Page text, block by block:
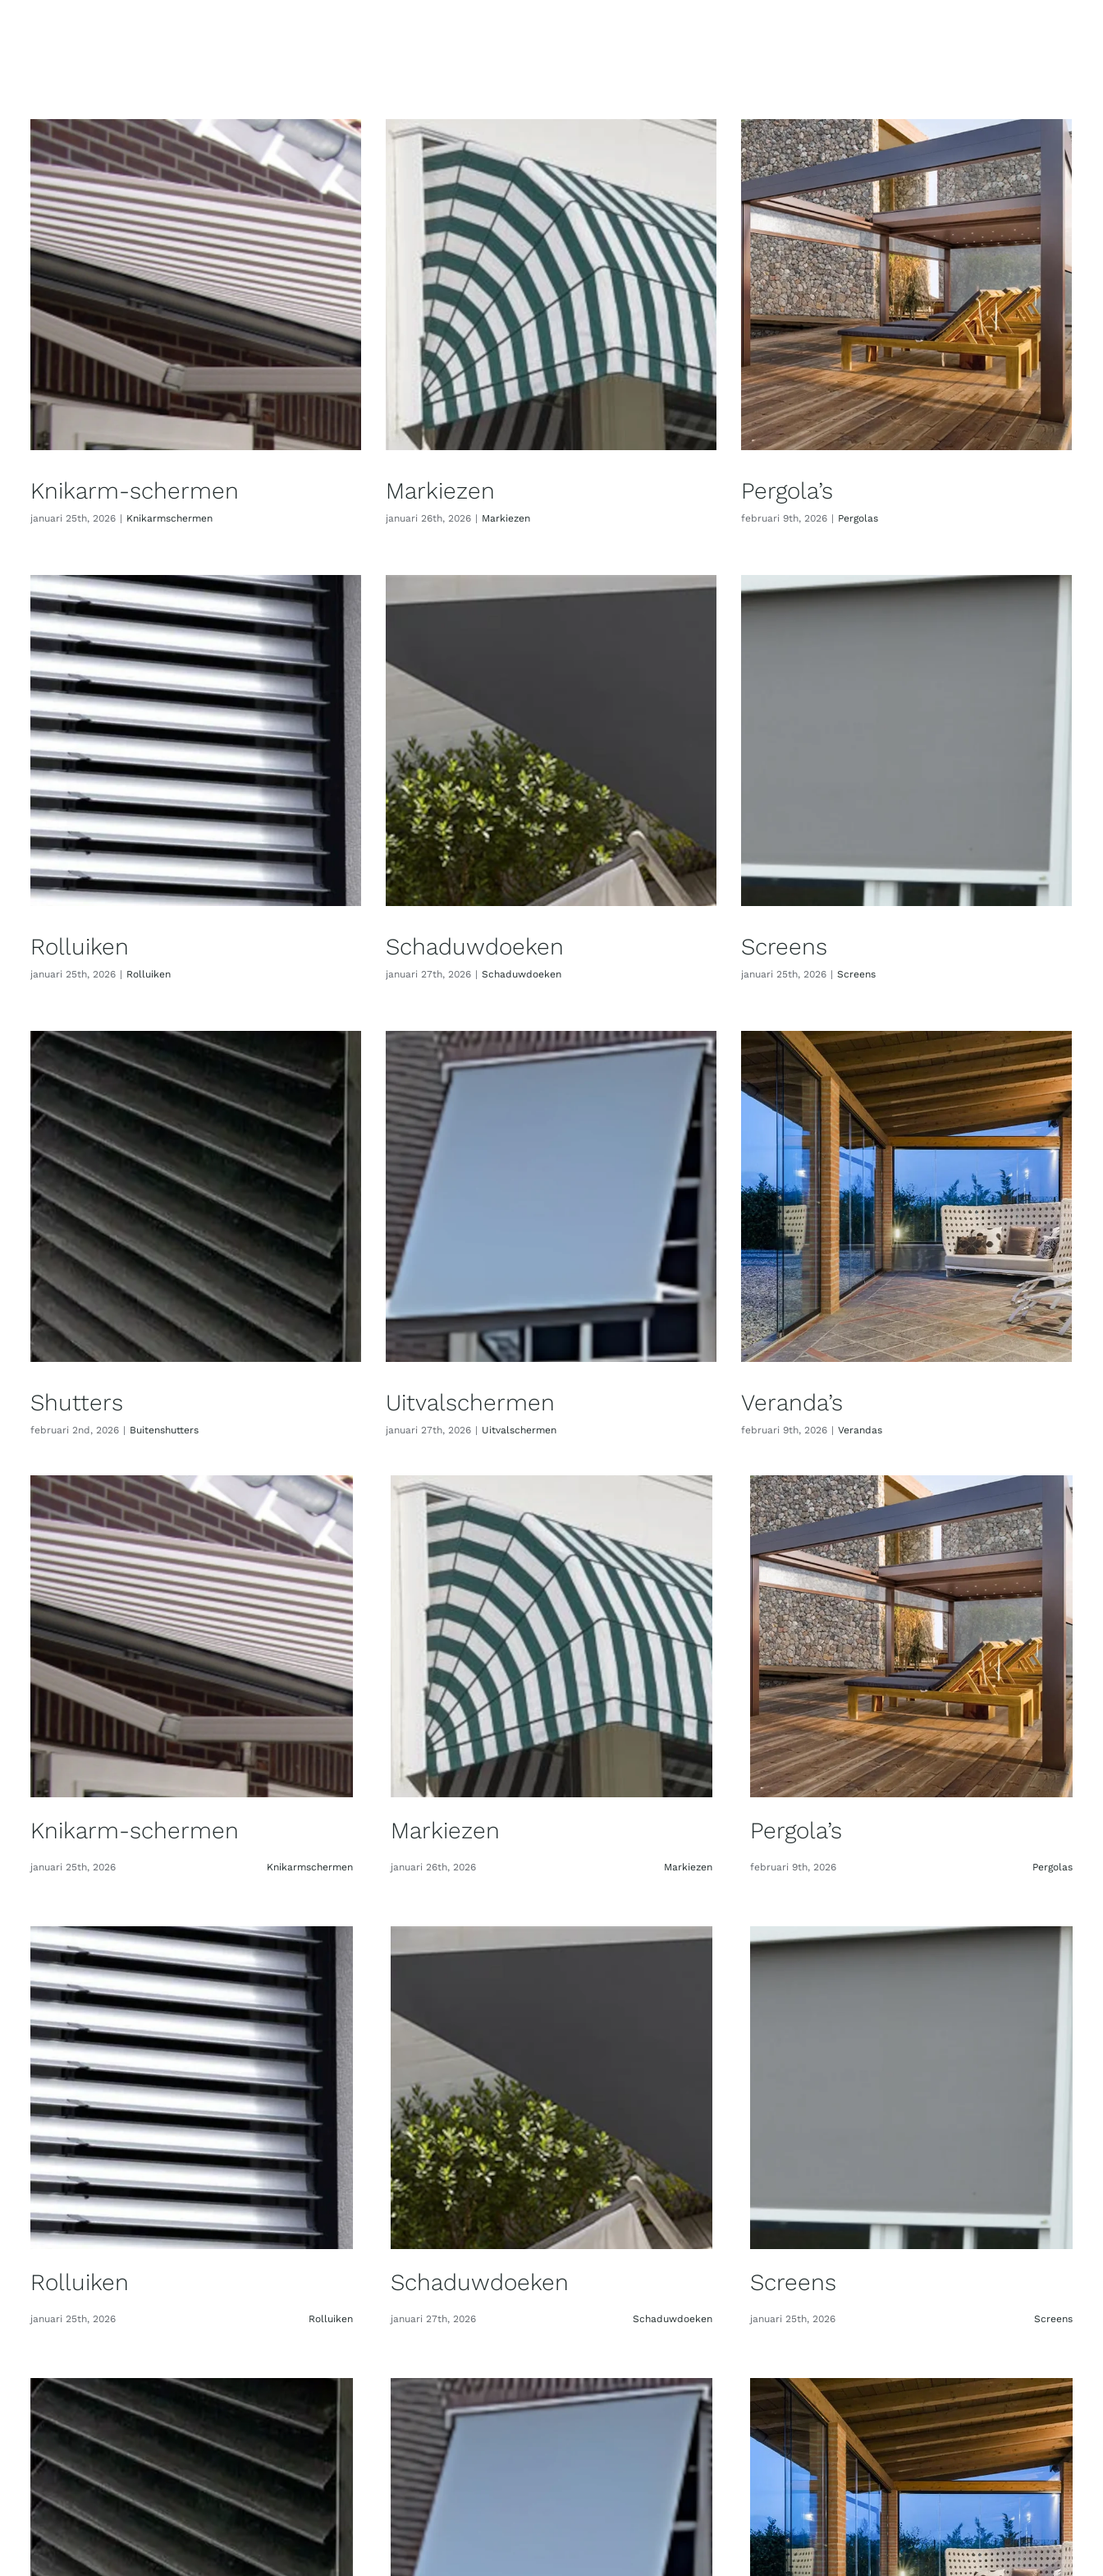
Knikarm-schermen
januari 25th, 2026 | Knikarmschermen
Markiezen
januari 26th, 2026 | Markiezen
Pergola’s
februari 9th, 2026 | Pergolas
Rolluiken
januari 25th, 2026 | Rolluiken
Schaduwdoeken
januari 27th, 2026 | Schaduwdoeken
Screens
januari 25th, 2026 | Screens
Shutters
februari 2nd, 2026 | Buitenshutters
Uitvalschermen
januari 27th, 2026 | Uitvalschermen
Veranda’s
februari 9th, 2026 | Verandas
Knikarm-schermen
januari 25th, 2026 Knikarmschermen
Markiezen
januari 26th, 2026 Markiezen
Pergola’s
februari 9th, 2026 Pergolas
Rolluiken
januari 25th, 2026 Rolluiken
Schaduwdoeken
januari 27th, 2026 Schaduwdoeken
Screens
januari 25th, 2026 Screens